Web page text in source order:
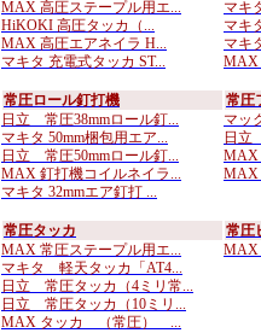
MAX 高圧ステープル用エ...
HiKOKI 高圧タッカ（...
MAX 高圧エアネイラ H...
マキタ 充電式タッカ ST...
マキ
マキ
マキ
MAX
常圧ロール釘打機
日立 常圧38mmロール釘...
マキタ 50mm梱包用エア...
日立 常圧50mmロール釘...
MAX 釘打機コイルネイラ...
マキタ 32mmエア釘打 ...
常圧
マッ
日立
MAX
MAX
常圧タッカ
MAX 常圧ステープル用エ...
マキタ 軽天タッカ「AT4...
日立 常圧タッカ（4ミリ常...
日立 常圧タッカ（10ミリ...
MAX タッカ （常圧） ...
常圧
MAX